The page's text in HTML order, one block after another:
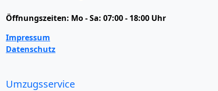
Öffnungszeiten: Mo - Sa: 07:00 - 18:00 Uhr
Impressum
Datenschutz
Umzugsservice